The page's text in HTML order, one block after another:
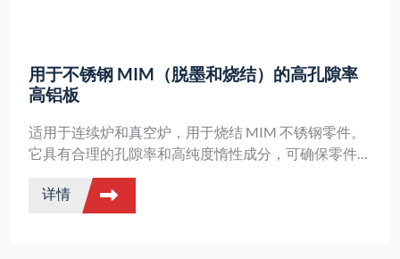
用于不锈钢 MIM（脱墨和烧结）的高孔隙率
高铝板
适用于连续炉和真空炉，用于烧结 MIM 不锈钢零件。
它具有合理的孔隙率和高纯度惰性成分，可确保零件不
会出现渗碳和脱碳等问题，并具有优异的烧结性能。
详情